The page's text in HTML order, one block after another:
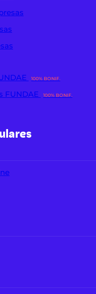
100% BONIF.
FUNDAE 100% BONIF.